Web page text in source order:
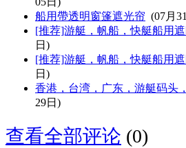
船用帶透明窗篷遮光帘 (07月
[推荐]游艇，帆船，快艇船用
日)
[推荐]游艇，帆船，快艇船用
日)
香港，台湾，广东，游艇码头
29日)
查看全部评论 (0)